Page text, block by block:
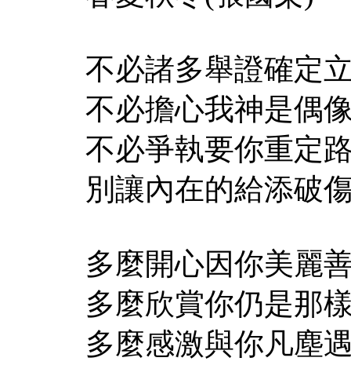
不必諸多舉證確定
不必擔心我神是偶
不必爭執要你重定
別讓內在的給添破
多麼開心因你美麗
多麼欣賞你仍是那
多麼感激與你凡塵